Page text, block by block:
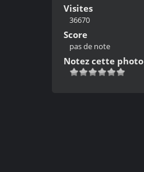
Visites
36670
Score
pas de note
Notez cette photo